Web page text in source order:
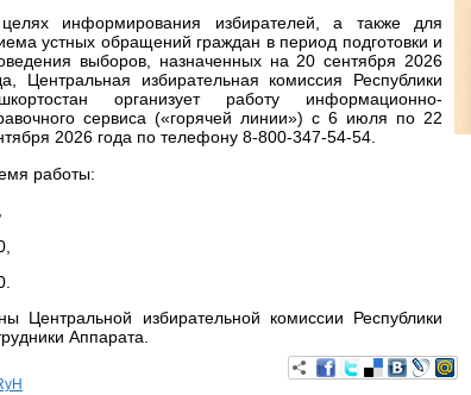
информирования избирателей, а также для
устных обращений граждан в период подготовки и
выборов, назначенных на 20 сентября 2026
Центральная избирательная комиссия Республики
организует работу информационно-
сервиса («горячей линии») с 6 июля по 22
2026 года по телефону 8-800-347-54-54.
работы:
Центральной избирательной комиссии Республики
Аппарата.